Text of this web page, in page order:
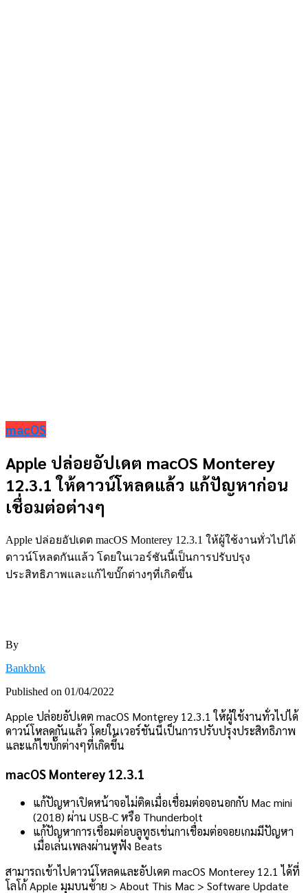
macOS
Apple ปล่อยอัปเดต macOS Monterey
12.3.1 ให้ดาวน์โหลดแล้ว แก้ปัญหาก่อน
เชื่อมต่อต่างๆ
Apple ปล่อยอัปเดต macOS Monterey 12.3.1 ให้ผู้ใช้งานทั่วไปได้
ดาวน์โหลดกันแล้ว โดยในเวอร์ชันนี้เป็นการปรับปรุง
ประสิทธิภาพและแก้ไขบั๊กต่างๆที่เกิดขึ้น
By
Bankbnk
Published on 01/04/2022
Apple ปล่อยอัปเดต macOS Monterey 12.3.1 ให้ผู้ใช้งานทั่วไปได้
ดาวน์โหลดกันแล้ว โดยในเวอร์ชันนี้เป็นการปรับปรุงประสิทธิภาพ
และแก้ไขบั๊กต่างๆที่เกิดขึ้น
macOS Monterey 12.3.1
แก้ปัญหาเปิดหน้าจอไม่ติดเมื่อเชื่อมต่อจอนอกกับ Mac mini
(2018) ผ่าน USB-C หรือ Thunderbolt
แก้ปัญหาการเชื่อมต่อบลูทูธเช่นกาเชื่อมต่อจอยเกมมีปัญหา
เมื่อเล่นเพลงผ่านหูฟัง Beats
สามารถเข้าไปดาวน์โหลดและอัปเดต macOS Monterey 12.1 ได้ที่
โลโก้ Apple มุมบนซ้าย > About This Mac > Software Update